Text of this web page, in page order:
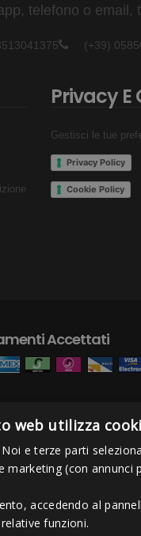
telefono o
(+39)
Privacy E
Gestisci le tue
Privacy Policy
Cookie Policy
Accettati
- 54100 Massa MS - Tel
web utilizza
e terze parti
(con
accedendo al
funzioni.